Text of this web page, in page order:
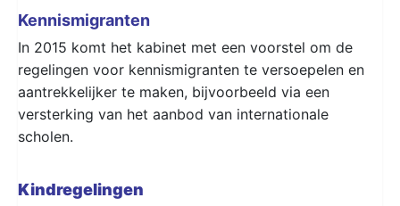
Kennismigranten
In 2015 komt het kabinet met een voorstel om de
regelingen voor kennismigranten te versoepelen en
aantrekkelijker te maken, bijvoorbeeld via een
versterking van het aanbod van internationale
scholen.
Kindregelingen